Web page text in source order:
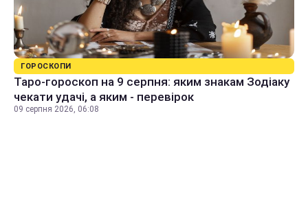
ГОРОСКОПИ
Таро-гороскоп на 9 серпня: яким знакам Зодіаку
чекати удачі, а яким - перевірок
09 серпня 2026, 06:08